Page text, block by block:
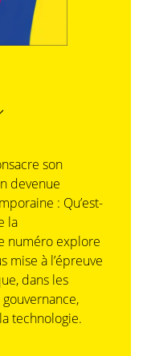
son
devenue
: Qu’est-
la
numéro explore
mise à l’épreuve
dans les
technologie.